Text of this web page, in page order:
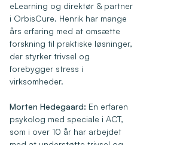
eLearning og direktør & partner
i OrbisCure. Henrik har mange
års erfaring med at omsætte
forskning til praktiske løsninger,
der styrker trivsel og
forebygger stress i
virksomheder.
Morten Hedegaard: En erfaren
psykolog med speciale i ACT,
som i over 10 år har arbejdet